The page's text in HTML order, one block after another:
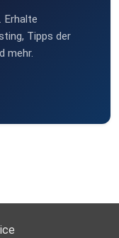
Erhalte
Tipps der
mehr.